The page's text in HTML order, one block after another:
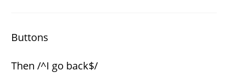
Buttons
Then /^I go back$/